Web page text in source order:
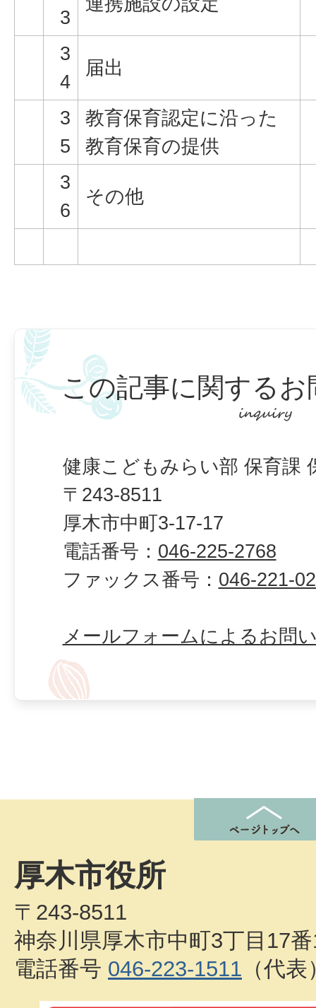
3
3
4
届出
3
5
教育保育認定に沿った
教育保育の提供
3
6
その他
この記事に関するお
健康こどもみらい部 保育課
〒243-8511
厚木市中町3-17-17
電話番号： 046-225-2768
ファックス番号： 046-221-
メールフォームによるお問
厚木市役所
〒243-8511
神奈川県厚木市中町3丁目17
電話番号 046-223-1511 （代表